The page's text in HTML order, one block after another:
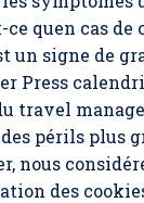
quen cas de
un signe de
Press
travel
périls plus
nous
des